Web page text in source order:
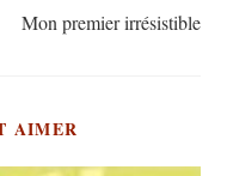
Mon premier irrésistible
AIMER